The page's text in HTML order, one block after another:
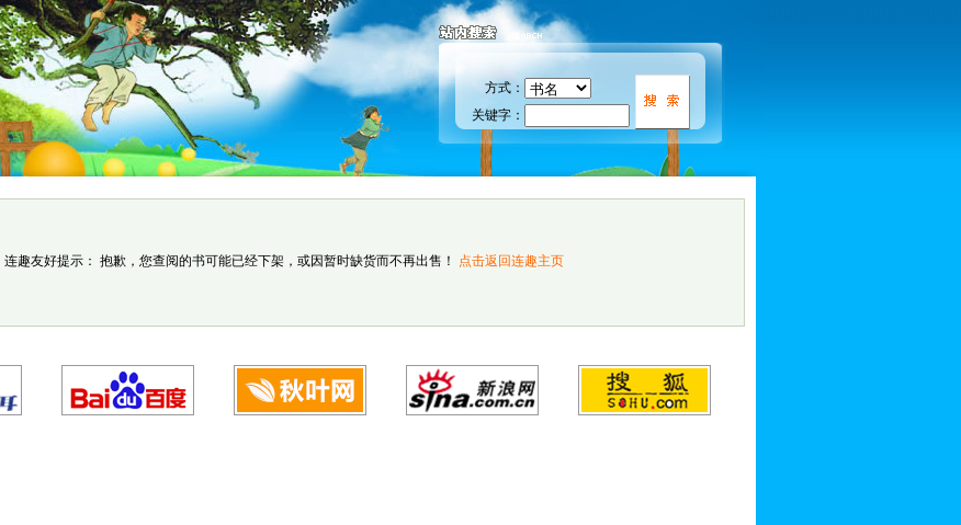
方式：
关键字：
连趣友好提示： 抱歉，您查阅的书可能已经下架，或因暂时缺货而不再出售！ 点击返回连趣主页